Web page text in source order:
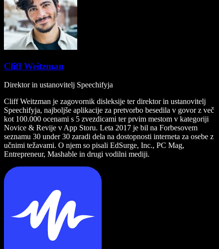
Cliff Weitzman
Direktor in ustanovitelj Speechifyja
Cliff Weitzman je zagovornik disleksije ter direktor in ustanovitelj
Speechifyja, najboljše aplikacije za pretvorbo besedila v govor z več
kot 100.000 ocenami s 5 zvezdicami ter prvim mestom v kategoriji
Novice & Revije v App Storu. Leta 2017 je bil na Forbesovem
seznamu 30 under 30 zaradi dela na dostopnosti interneta za osebe z
učnimi težavami. O njem so pisali EdSurge, Inc., PC Mag,
Entrepreneur, Mashable in drugi vodilni mediji.